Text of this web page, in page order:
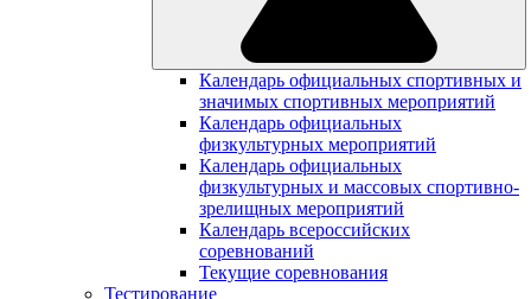
Календарь официальных спортивных и
значимых спортивных мероприятий
Календарь официальных
физкультурных мероприятий
Календарь официальных
физкультурных и массовых спортивно-
зрелищных мероприятий
Календарь всероссийских
соревнований
Текущие соревнования
Тестирование